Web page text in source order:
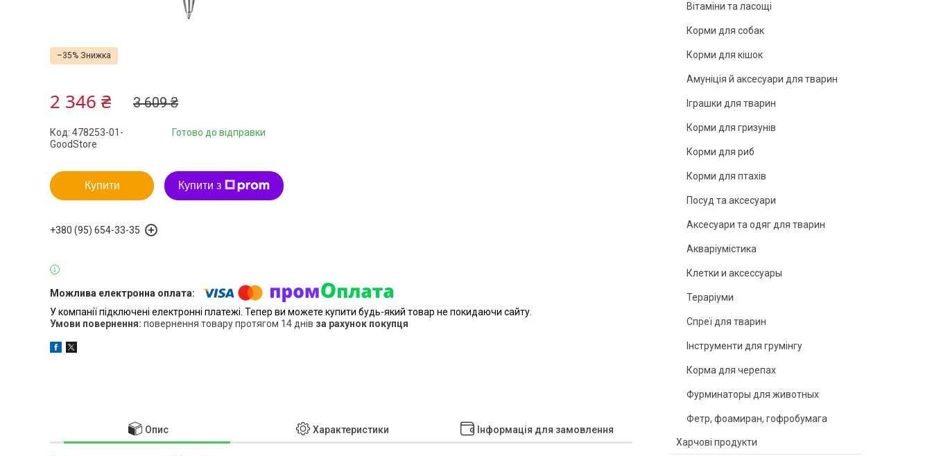
Вітаміни та ласощі
Корми для собак
Корми для кішок
Амуніція й аксесуари для тварин
Іграшки для тварин
Корми для гризунів
Корми для риб
Корми для птахів
Посуд та аксесуари
Аксесуари та одяг для тварин
Акваріумістика
Клетки и аксессуары
Тераріуми
Спреї для тварин
Інструменти для грумінгу
Корма для черепах
Фурминаторы для животных
Фетр, фоамиран, гофробумага
Харчові продукти
–35%
3 609 ₴
2 346 ₴
Готово до відправки
Код: 478253-01-
GoodStore
Купити Купити з
+380 (95) 654-33-35
У компанії підключені електронні платежі. Тепер ви можете купити будь-який товар не покидаючи сайту.
повернення товару протягом 14 днів за рахунок покупця
Опис Характеристики Інформація для замовлення